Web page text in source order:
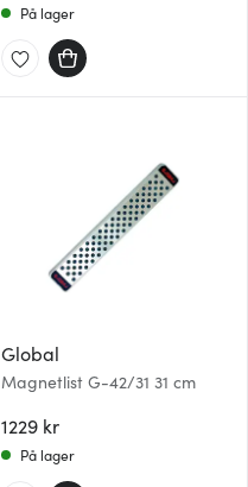
På lager
Global
Magnetlist G-42/31 31 cm
1229 kr
På lager